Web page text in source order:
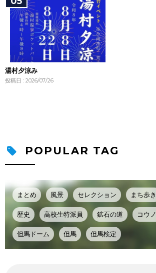
湯村夕涼み
投稿日 : 2026/07/26
POPULAR TAG
まとめ 風景 セレクション まち歩き
歴史 高校生特派員 鉱石の道 コウ
但馬ドーム 但馬 但馬検定